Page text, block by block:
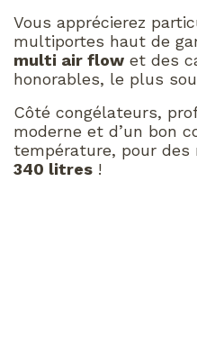
Vous apprécierez
multiportes haut de
multi air flow et des
honorables, le plus
Côté congélateurs,
moderne et d’un bon
température, pour des
340 litres !